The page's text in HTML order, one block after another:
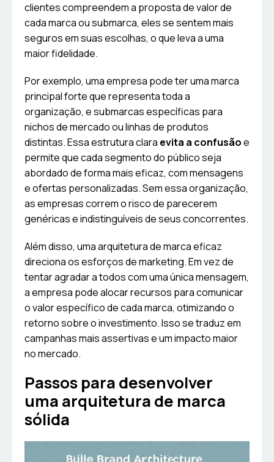
clientes compreendem a proposta de valor de
cada marca ou submarca, eles se sentem mais
seguros em suas escolhas, o que leva a uma
maior fidelidade.
Por exemplo, uma empresa pode ter uma marca
principal forte que representa toda a
organização, e submarcas específicas para
nichos de mercado ou linhas de produtos
distintas. Essa estrutura clara evita a confusãoe
permite que cada segmento do público seja
abordado de forma mais eficaz, com mensagens
e ofertas personalizadas. Sem essa organização,
as empresas correm o risco de parecerem
genéricas e indistinguíveis de seus concorrentes.
Além disso, uma arquitetura de marca eficaz
direciona os esforços de marketing. Em vez de
tentar agradar a todos com uma única mensagem,
a empresa pode alocar recursos para comunicar
o valor específico de cada marca, otimizando o
retorno sobre o investimento. Isso se traduz em
campanhas mais assertivas e um impacto maior
no mercado.
Passos para desenvolver
uma arquitetura de marca
sólida